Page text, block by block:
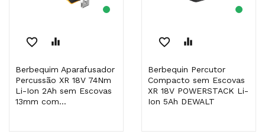
favorite_border equalizer
Berbequim Aparafusador
Percussão XR 18V 74Nm
Li-Ion 2Ah sem Escovas
13mm com...
favorite_border equalizer
Berbequin Percutor
Compacto sem Escovas
XR 18V POWERSTACK Li-
Ion 5Ah DEWALT